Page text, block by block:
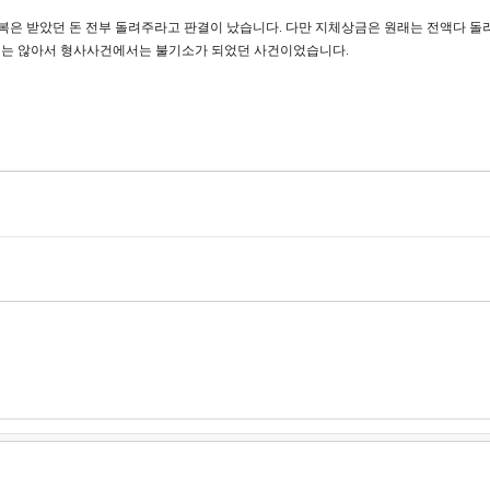
받았던 돈 전부 돌려주라고 판결이 났습니다. 다만 지체상금은 원래는 전액다
않아서 형사사건에서는 불기소가 되었던 사건이었습니다.